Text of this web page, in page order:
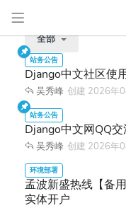
全部
Django中文社区使
吴秀峰 创建 2026年
Django中文网QQ
吴秀峰 创建 2026年
孟波新盛热线【备
实体开户